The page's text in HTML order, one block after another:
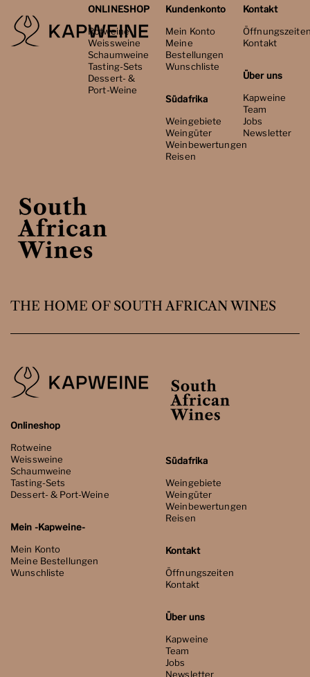
ONLINESHOP
Rotweine
Weissweine
Schaumweine
Tasting-Sets
Dessert- &
Port-Weine
Kundenkonto
Mein Konto
Meine
Bestellungen
Wunschliste
Südafrika
Weingebiete
Weingüter
Weinbewertungen
Reisen
Kontakt
Kontakt
Über uns
Kapweine
Team
Jobs
Newsletter
THE HOME OF SOUTH AFRICAN WINES
Onlineshop
Rotweine
Weissweine
Schaumweine
Tasting-Sets
Dessert- & Port-Weine
Mein -Kapweine-
Mein Konto
Meine Bestellungen
Wunschliste
Südafrika
Weingebiete
Weingüter
Weinbewertungen
Reisen
Kontakt
Öffnungszeiten
Kontakt
Über uns
Kapweine
Team
Jobs
Newsletter